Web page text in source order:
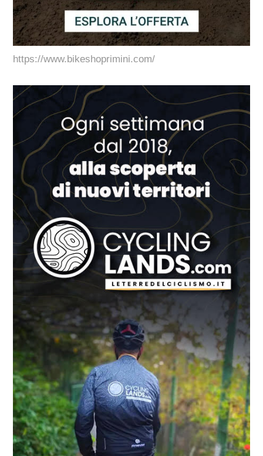
https://www.bikeshoprimini.com/